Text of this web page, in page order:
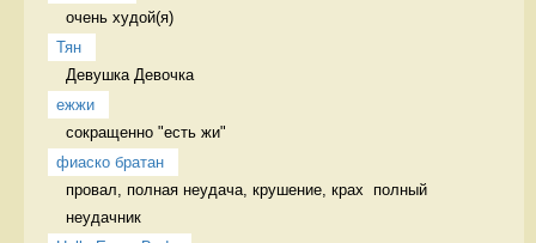
очень худой(я)
Тян
Девушка Девочка
ежжи
сокращенно "есть жи"
фиаско братан
провал, полная неудача, крушение, крах  полный
неудачник